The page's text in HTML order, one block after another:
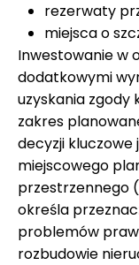
rezerwaty
miejsca o
Inwestowanie w
dodatkowymi
uzyskania zgody
zakres
decyzji kluczowe
miejscowego
przestrzennego
określa
problemów
rozbudowie